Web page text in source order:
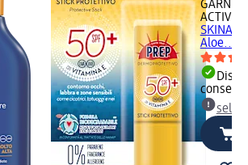
ACTIVE
Aloe...,